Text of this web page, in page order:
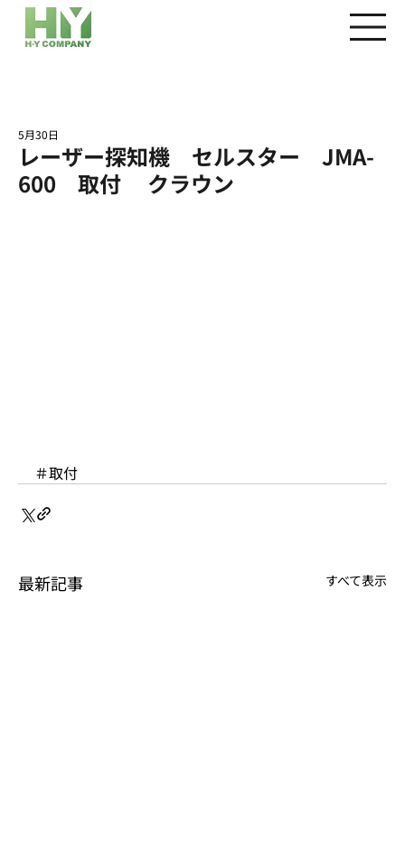
レーザー探知機 セルスター JMA-
600 取付 クラウン
5月30日
＃取付
最新記事 すべて表示